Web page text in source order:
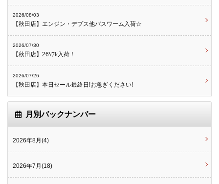
2026/08/03
【秋田店】エンジン・デプス他バスワーム入荷☆
2026/07/30
【秋田店】26ｿｱﾚ入荷！
2026/07/26
【秋田店】本日セール最終日!お急ぎください!
月別バックナンバー
2026年8月(4)
2026年7月(18)